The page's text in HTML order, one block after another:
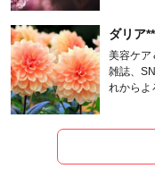
ダリア**
美容ケア
雑誌、
れからよ